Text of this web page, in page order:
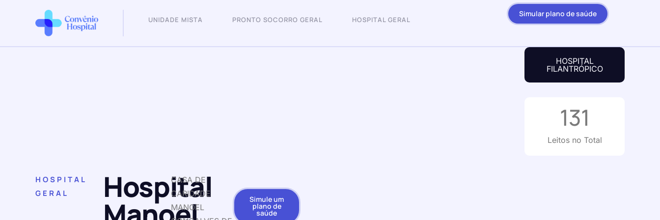
UNIDADE MISTA PRONTO SOCORRO GERAL HOSPITAL GERAL
Simular plano de saúde
HOSPITAL
GERAL
Hospital
CASA DE
CARIDADE
MANOEL
Simule um
plano de
saúde
HOSPITAL
FILANTRÓPICO
Leitos no Total
131